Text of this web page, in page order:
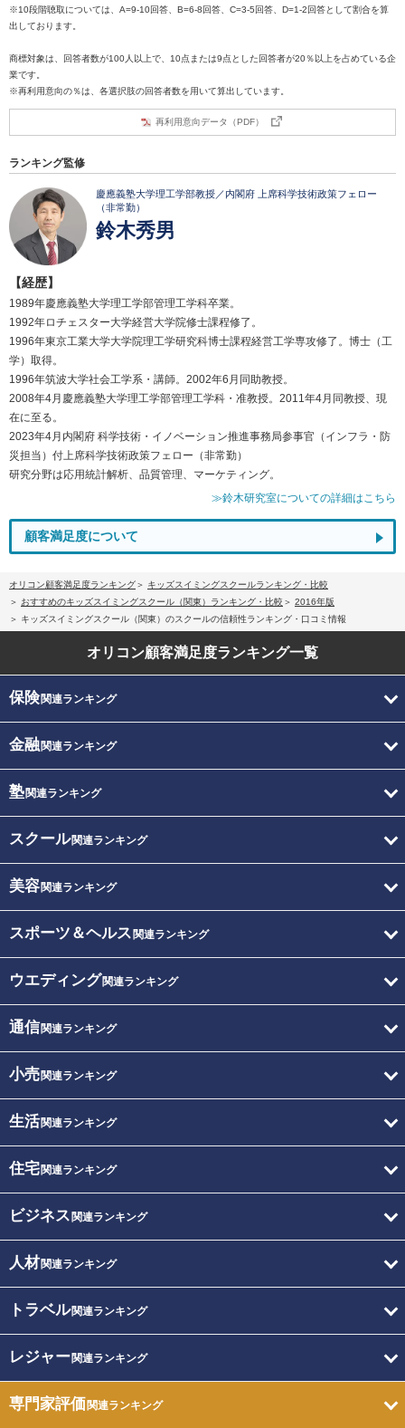
※10段階聴取については、A=9-10回答、B=6-8回答、C=3-5回答、D=1-2回答として割合を算
出しております。
商標対象は、回答者数が100人以上で、10点または9点とした回答者が20％以上を占めている企
業です。
※再利用意向の％は、各選択肢の回答者数を用いて算出しています。
再利用意向データ（PDF）
ランキング監修
慶應義塾大学理工学部教授／内閣府 上席科学技術政策フェロー
（非常勤）
鈴木秀男
【経歴】
1989年慶應義塾大学理工学部管理工学科卒業。
1992年ロチェスター大学経営大学院修士課程修了。
1996年東京工業大学大学院理工学研究科博士課程経営工学専攻修了。博士（工
学）取得。
1996年筑波大学社会工学系・講師。2002年6月同助教授。
2008年4月慶應義塾大学理工学部管理工学科・准教授。2011年4月同教授、現
在に至る。
2023年4月内閣府 科学技術・イノベーション推進事務局参事官（インフラ・防
災担当）付上席科学技術政策フェロー（非常勤）
研究分野は応用統計解析、品質管理、マーケティング。
≫鈴木研究室についての詳細はこちら
顧客満足度について
オリコン顧客満足度ランキング
キッズスイミングスクールランキング・比較
おすすめのキッズスイミングスクール（関東）ランキング・比較
2016年版
キッズスイミングスクール（関東）のスクールの信頼性ランキング・口コミ情報
オリコン顧客満足度ランキング一覧
保険関連ランキング
金融関連ランキング
塾関連ランキング
スクール関連ランキング
美容関連ランキング
スポーツ＆ヘルス 関連ランキング
ウエディング関連ランキング
通信関連ランキング
小売関連ランキング
生活関連ランキング
住宅関連ランキング
ビジネス 関連ランキング
人材関連ランキング
トラベル関連ランキング
レジャー関連ランキング
専門家評価関連ランキング